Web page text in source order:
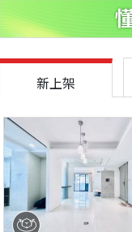
新上架